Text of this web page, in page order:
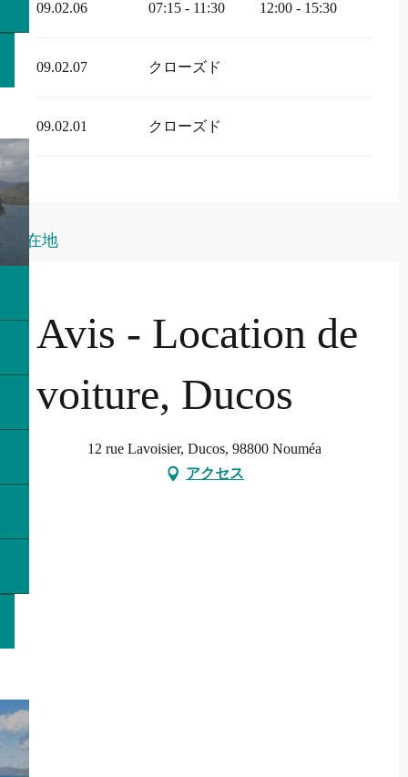
09.02.06 07:15 - 11:30 12:00 - 15:30
09.02.07 クローズド
09.02.01 クローズド
所在地
Avis - Location de
voiture, Ducos
12 rue Lavoisier, Ducos, 98800 Nouméa
アクセス